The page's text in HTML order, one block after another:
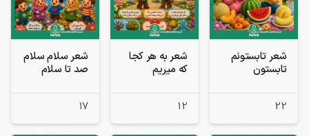
شعر تابستونم
تابستون
22
شعر به هر کجا
که میریم
12
شعر سلام سلام
صد تا سلام
17